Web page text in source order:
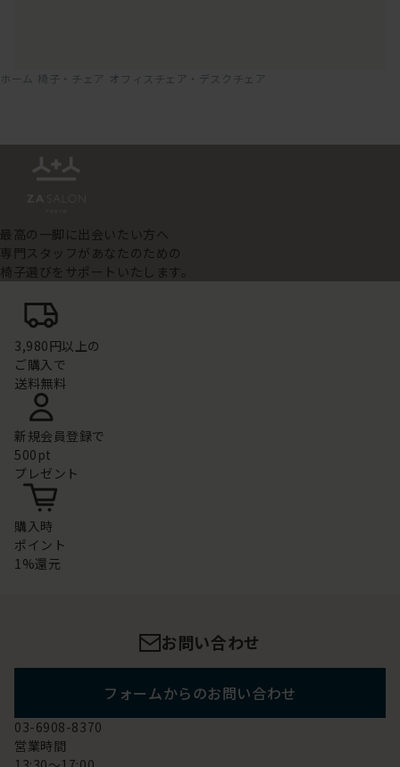
ホーム 椅子・チェア オフィスチェア・デスクチェア
最高の一脚に出会いたい方へ
専門スタッフがあなたのための
椅子選びをサポートいたします。
3,980円以上の
ご購入で
送料無料
新規会員登録で
500pt
プレゼント
購入時
ポイント
1%還元
お問い合わせ
フォームからのお問い合わせ
03-6908-8370
営業時間